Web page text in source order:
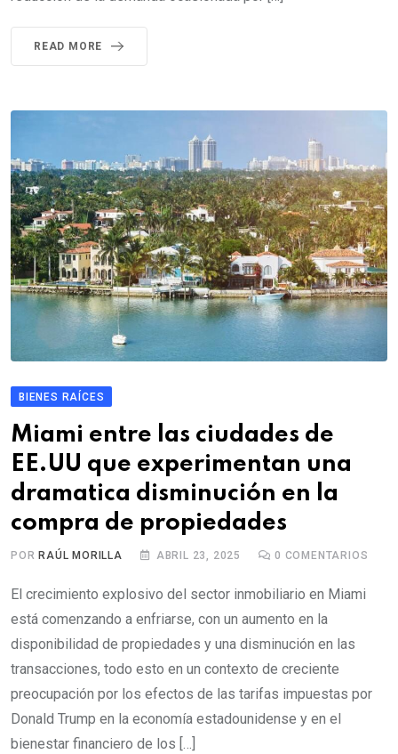
READ MORE
BIENES RAÍCES
Miami entre las ciudades de
EE.UU que experimentan una
dramatica disminución en la
compra de propiedades
POR RAÚL MORILLA ABRIL 23, 2025 0 COMENTARIOS
El crecimiento explosivo del sector inmobiliario en Miami
está comenzando a enfriarse, con un aumento en la
disponibilidad de propiedades y una disminución en las
transacciones, todo esto en un contexto de creciente
preocupación por los efectos de las tarifas impuestas por
Donald Trump en la economía estadounidense y en el
bienestar financiero de los […]